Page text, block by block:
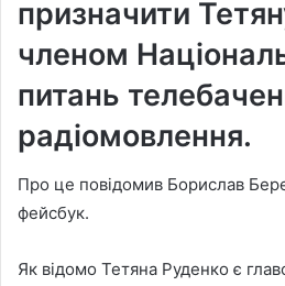
призначити
членом
питань
радіомовлення.
Про це повідомив Борислав
фейсбук.
Як відомо Тетяна Руденко є